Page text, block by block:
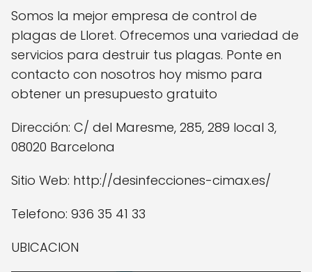
Somos la mejor empresa de control de
plagas de Lloret. Ofrecemos una variedad de
servicios para destruir tus plagas. Ponte en
contacto con nosotros hoy mismo para
obtener un presupuesto gratuito
Dirección: C/ del Maresme, 285, 289 local 3,
08020 Barcelona
Sitio Web: http://desinfecciones-cimax.es/
Telefono: 936 35 41 33
UBICACION